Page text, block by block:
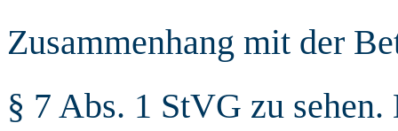
Zusammenhang mit der
§ 7 Abs. 1 StVG zu